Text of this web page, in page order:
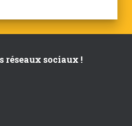
réseaux sociaux !